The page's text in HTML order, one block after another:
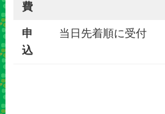
費
申
込
当日先着順に受付